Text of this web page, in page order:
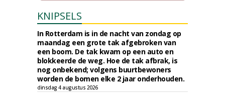
KNIPSELS
In Rotterdam is in de nacht van zondag op
maandag een grote tak afgebroken van
een boom. De tak kwam op een auto en
blokkeerde de weg. Hoe de tak afbrak, is
nog onbekend; volgens buurtbewoners
worden de bomen elke 2 jaar onderhouden.
dinsdag 4 augustus 2026